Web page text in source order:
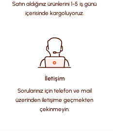
Ürün resmi kalitesiz, bozuk
Ürün açıklamasında eksik
Ürün bilgilerinde hatalar
Ürün fiyatı diğer sitelerden
Bu ürüne benzer farklı
Satın aldığınız ürünlerini 1-5 iş günü
içerisinde kargoluyoruz.
İletişim
Sorularınız için telefon ve mail
üzerinden iletişime geçmekten
çekinmeyin.